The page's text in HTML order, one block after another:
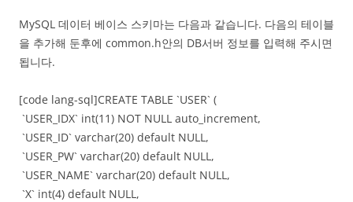
MySQL 데이터 베이스 스키마는 다음과 같습니다. 다음의 테이블
을 추가해 둔후에 common.h안의 DB서버 정보를 입력해 주시면
됩니다.
[code lang-sql]CREATE TABLE `USER` (
`USER_IDX` int(11) NOT NULL auto_increment,
`USER_ID` varchar(20) default NULL,
`USER_PW` varchar(20) default NULL,
`USER_NAME` varchar(20) default NULL,
`X` int(4) default NULL,